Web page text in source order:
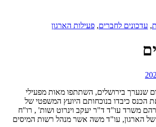
, עדכונים לחברים, פעילות הארגון
שנערך בירושלים, השתתפו מאות מפעילי
הכנס כיבדו בנוכחותם היועץ המשפטי של
משרד עו"ד ד"ר יעקב וינרוט ושות' , רו"ח
של הארגון, עו"ד משה אשר מנהל רשות המיסים